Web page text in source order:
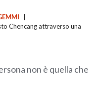
Chencang attraverso una
non è quella che